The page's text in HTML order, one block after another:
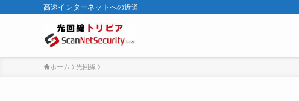
高速インターネットへの近道
ホーム 光回線